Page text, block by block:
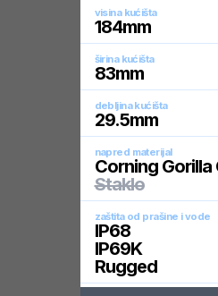
visina kućišta
184mm
širina kućišta
83mm
debljina kućišta
29.5mm
napred materijal
Corning Gorilla
Staklo
zaštita od prašine i vode
IP68
IP69K
Rugged